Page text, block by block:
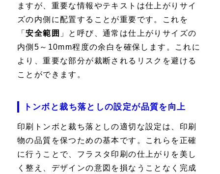
ますが、重要な情報やテキストは仕上がりサイ
ズの内側に配置することが重要です。これを
「安全範囲 」と呼び、通常は仕上がりサイズの
内側5～10mm程度の余白を確保します。これに
より、重要な部分が裁断されるリスクを避ける
ことができます。
トンボと裁ち落としの設定が品質を向上
印刷トンボと裁ち落としの適切な設定は、印刷
物の品質を保つための基本です。これらを正確
に行うことで、フラスタ印刷の仕上がりを美し
く整え、デザインの意図を損なうことなく完成